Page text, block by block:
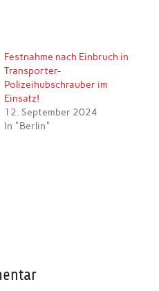
Festnahme nach Einbruch in
Transporter-
Polizeihubschrauber im
Einsatz!
12. September 2024
In "Berlin"